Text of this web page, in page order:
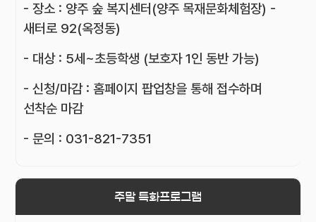
- 장소 : 양주 숲 복지센터(양주 목재문화체험장) -
새터로 92(옥정동)
- 대상 : 5세~초등학생 (보호자 1인 동반 가능)
- 신청/마감 : 홈페이지 팝업창을 통해 접수하며
선착순 마감
- 문의 : 031-821-7351
주말 특화프로그램